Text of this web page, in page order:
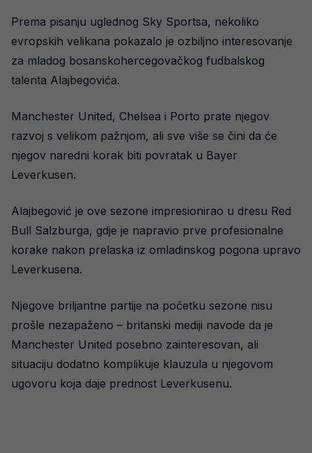
Prema pisanju uglednog Sky Sportsa, nekoliko
evropskih velikana pokazalo je ozbiljno interesovanje
za mladog bosanskohercegovačkog fudbalskog
talenta Alajbegovića.
Manchester United, Chelsea i Porto prate njegov
razvoj s velikom pažnjom, ali sve više se čini da će
njegov naredni korak biti povratak u Bayer
Leverkusen.
Alajbegović je ove sezone impresionirao u dresu Red
Bull Salzburga, gdje je napravio prve profesionalne
korake nakon prelaska iz omladinskog pogona upravo
Leverkusena.
Njegove briljantne partije na početku sezone nisu
prošle nezapaženo – britanski mediji navode da je
Manchester United posebno zainteresovan, ali
situaciju dodatno komplikuje klauzula u njegovom
ugovoru koja daje prednost Leverkusenu.